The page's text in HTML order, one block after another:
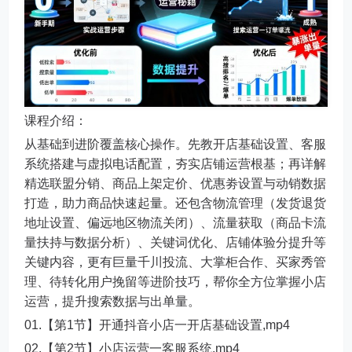
课程介绍：
从基础到进阶覆盖核心操作。先教开店基础设置、客服
系统搭建与虚拟电话配置，夯实店铺运营根基；再详解
精选联盟分销、商品上架定价、优惠劵设置与动销数据
打造，助力商品快速起量。还包含物流管理（发货退货
地址设置、偏远地区物流关闭）、流量获取（商品卡流
量扶持与数据分析）、关键词优化、店铺体验分提升等
关键内容，更有巨量千川投流、大掌柜合作、买家秀管
理、待转化用户挽留等进阶技巧，帮你全方位掌握小店
运营，提升搜索数据与出单量。
01.【第1节】开通抖音小店一开店基础设置,mp4
02.【第2节】小店运营一客服系统.mp4